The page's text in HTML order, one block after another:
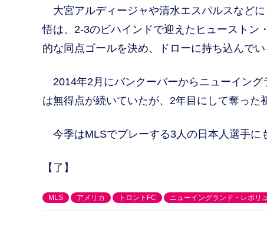
大宮アルディージャや清水エスパルスなど
悟は、2-3のビハインドで迎えたヒューストン
的な同点ゴールを決め、ドローに持ち込んでい
2014年2月にバンクーバーからニューイング
は無得点が続いていたが、2年目にして奪った
今季はMLSでプレーする3人の日本人選手に
【了】
MLS アメリカ トロントFC ニューイングランド・レボリ